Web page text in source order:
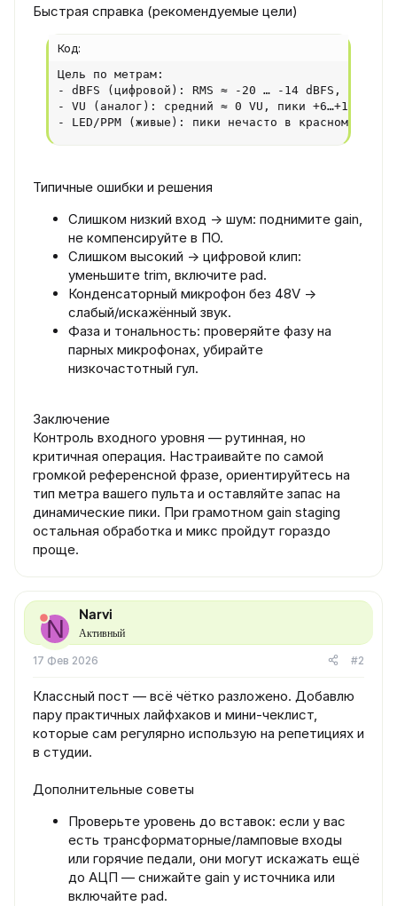
Быстрая справка (рекомендуемые цели)
Код:
Цель по метрам:
- dBFS (цифровой): RMS ≈ -20 … -14 dBFS, пики
- VU (аналог): средний ≈ 0 VU, пики +6…+12 dB
- LED/PPM (живые): пики нечасто в красном,
Типичные ошибки и решения
Слишком низкий вход → шум: поднимите gain,
не компенсируйте в ПО.
Слишком высокий → цифровой клип:
уменьшите trim, включите pad.
Конденсаторный микрофон без 48V →
слабый/искажённый звук.
Фаза и тональность: проверяйте фазу на
парных микрофонах, убирайте
низкочастотный гул.
Заключение
Контроль входного уровня — рутинная, но
критичная операция. Настраивайте по самой
громкой референсной фразе, ориентируйтесь на
тип метра вашего пульта и оставляйте запас на
динамические пики. При грамотном gain staging
остальная обработка и микс пройдут гораздо
проще.
N
Narvi
Активный
17 Фев 2026 #2
Классный пост — всё чётко разложено. Добавлю
пару практичных лайфхаков и мини‑чеклист,
которые сам регулярно использую на репетициях и
в студии.
Дополнительные советы
Проверьте уровень до вставок: если у вас
есть трансформаторные/ламповые входы
или горячие педали, они могут искажать ещё
до АЦП — снижайте gain у источника или
включайте pad.